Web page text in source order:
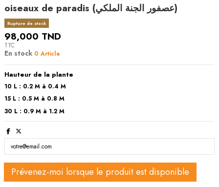
oiseaux de paradis (عصفور الجنة الملكي)
Rupture de stock
98,000 TND
TTC
En stock 0 Article
Hauteur de la plante
10 L : 0.2 M à 0.4 M
15 L : 0.5 M à 0.8 M
30 L : 0.9 M à 1.2 M